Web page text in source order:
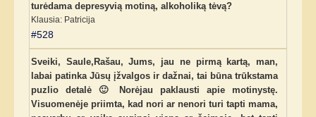
turėdama depresyvią motiną, alkoholiką tėvą?
Klausia: Patricija
#528
Sveiki, Saule,Rašau, Jums, jau ne pirmą kartą, man,
labai patinka Jūsų įžvalgos ir dažnai, tai būna trūkstama
puzlio detalė 🙂 Norėjau paklausti apie motinystę.
Visuomenėje priimta, kad nori ar nenori turi tapti mama,